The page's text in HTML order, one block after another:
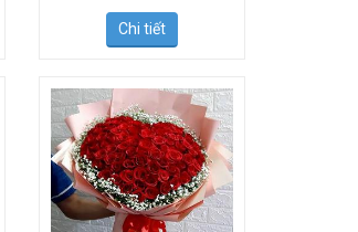
700.000 đ MUA NGAY